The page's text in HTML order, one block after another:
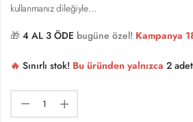
kullanmanız dileğiyle…
🎁 4 AL 3 ÖDE bugüne özel! Kampanya
🔥 Sınırlı stok! Bu üründen yalnızca 2 adet